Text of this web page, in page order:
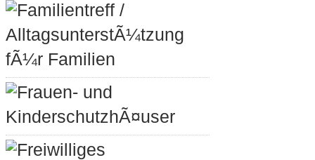
Familientreff /
AlltagsunterstÃ¼tzung
fÃ¼r Familien
Frauen- und
KinderschutzhÃ¤user
Freiwilliges